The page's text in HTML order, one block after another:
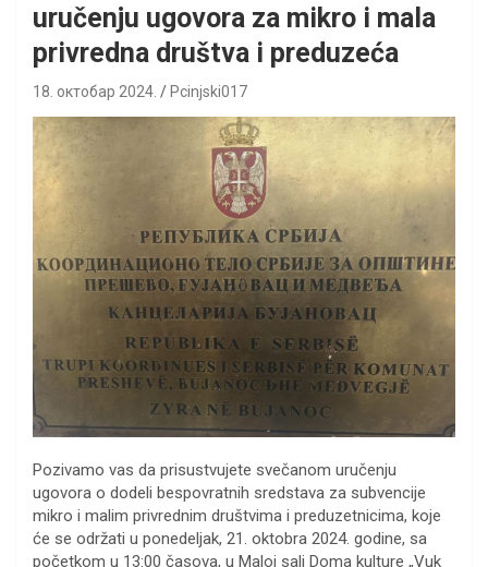
uručenju ugovora za mikro i mala
privredna društva i preduzeća
18. октобар 2024. Pcinjski017
Pozivamo vas da prisustvujete svečanom uručenju
ugovora o dodeli bespovratnih sredstava za subvencije
mikro i malim privrednim društvima i preduzetnicima, koje
će se održati u ponedeljak, 21. oktobra 2024. godine, sa
početkom u 13:00 časova, u Maloj sali Doma kulture „Vuk